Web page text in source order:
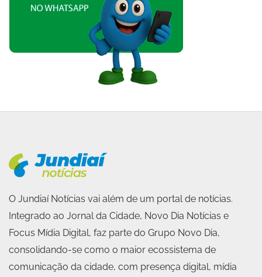
O Jundiaí Notícias vai além de um portal de notícias.
Integrado ao Jornal da Cidade, Novo Dia Notícias e
Focus Mídia Digital, faz parte do Grupo Novo Dia,
consolidando-se como o maior ecossistema de
comunicação da cidade, com presença digital, mídia